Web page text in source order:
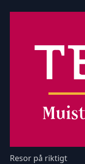
Resor på riktigt